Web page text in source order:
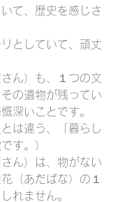
いて、歴史を感じさ
としていて、頑丈
ん）も、１つの文
の遺物が残ってい
深いことです。
とは違う、「暮らし
す。）
ん）は、物がない
（あだばな）の１
れません。